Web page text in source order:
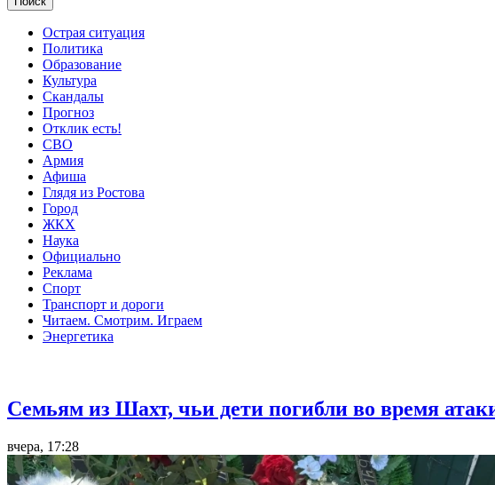
Острая ситуация
Политика
Образование
Культура
Скандалы
Прогноз
Отклик есть!
СВО
Армия
Афиша
Глядя из Ростова
Город
ЖКХ
Наука
Официально
Реклама
Спорт
Транспорт и дороги
Читаем. Смотрим. Играем
Энергетика
Семьям из Шахт, чьи дети погибли во время
вчера, 17:28